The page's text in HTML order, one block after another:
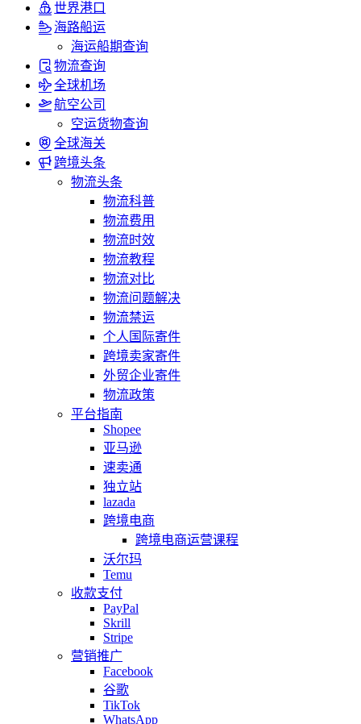
世界港口
海路船运
海运船期查询
物流查询
全球机场
航空公司
空运货物查询
全球海关
跨境头条
物流头条
物流科普
物流费用
物流时效
物流教程
物流对比
物流问题解决
物流禁运
个人国际寄件
跨境卖家寄件
外贸企业寄件
物流政策
平台指南
Shopee
亚马逊
速卖通
独立站
lazada
跨境电商
跨境电商运营课程
沃尔玛
Temu
收款支付
PayPal
Skrill
Stripe
营销推广
Facebook
谷歌
TikTok
WhatsApp